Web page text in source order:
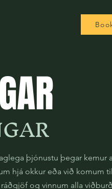
þjónustu þegar kemur
hjá okkur eða við komum
og vinnum alla